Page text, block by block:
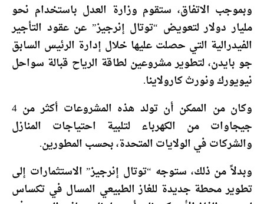
وبموجب الاتفاق، ستقوم وزارة العدل باستخدام نحو
مليار دولار لتعويض “توتال إنرجيز” عن عقود التأجير
الفيدرالية التي حصلت عليها خلال إدارة الرئيس السابق
جو بايدن، لتطوير مشروعين لطاقة الرياح قبالة سواحل
نيويورك ونورث كارولاينا.
وكان من الممكن أن تولد هذه المشروعات أكثر من 4
جيجاوات من الكهرباء لتلبية احتياجات المنازل
والشركات في الولايات المتحدة، بحسب المطورين.
وبدلاً من ذلك، ستوجه “توتال إنرجيز” الاستثمارات إلى
تطوير محطة جديدة للغاز الطبيعي المسال في تكساس